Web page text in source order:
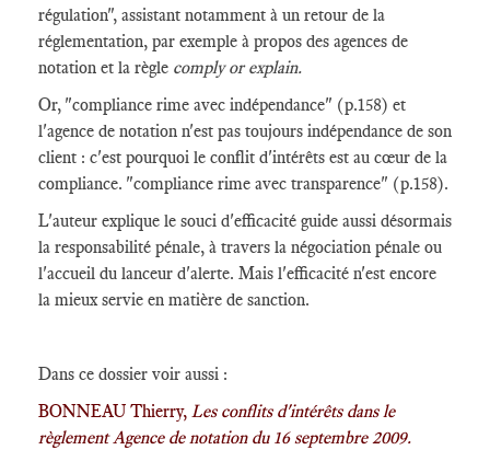
régulation", assistant notamment à un retour de la
réglementation, par exemple à propos des agences de
notation et la règle comply or explain.
Or, "compliance rime avec indépendance" (p.158) et
l'agence de notation n'est pas toujours indépendance de son
client : c'est pourquoi le conflit d'intérêts est au cœur de la
compliance. "compliance rime avec transparence" (p.158).
L'auteur explique le souci d'efficacité guide aussi désormais
la responsabilité pénale, à travers la négociation pénale ou
l'accueil du lanceur d'alerte. Mais l'efficacité n'est encore
la mieux servie en matière de sanction.
Dans ce dossier voir aussi :
BONNEAU Thierry, Les conflits d'intérêts dans le
règlement Agence de notation du 16 septembre 2009.